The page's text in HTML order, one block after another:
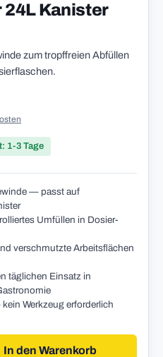
24L Kanister
zum tropffreien Abfüllen
1-3 Tage
— passt auf
Umfüllen in Dosier-
verschmutzte Arbeitsflächen
täglichen Einsatz in
Werkzeug erforderlich
den gewünschten
In den Warenkorb